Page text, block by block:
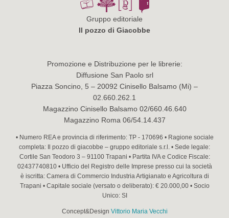
Gruppo editoriale
Il pozzo di Giacobbe
Promozione e Distribuzione per le librerie:
Diffusione San Paolo srl
Piazza Soncino, 5 – 20092 Cinisello Balsamo (Mi) –
02.660.262.1
Magazzino Cinisello Balsamo 02/660.46.640
Magazzino Roma 06/54.14.437
• Numero REA e provincia di riferimento: TP - 170696 • Ragione sociale
completa: Il pozzo di giacobbe – gruppo editoriale s.r.l. • Sede legale:
Cortile San Teodoro 3 – 91100 Trapani • Partita IVA e Codice Fiscale:
02437740810 • Ufficio del Registro delle Imprese presso cui la società
è iscritta: Camera di Commercio Industria Artigianato e Agricoltura di
Trapani • Capitale sociale (versato o deliberato): € 20.000,00 • Socio
Unico: SI
Concept&Design Vittorio Maria Vecchi